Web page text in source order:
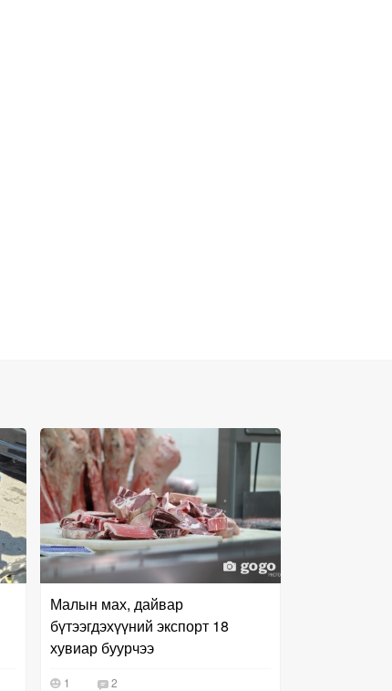
Малын мах, дайвар
бүтээгдэхүүний экспорт 18
хувиар буурчээ
1 2